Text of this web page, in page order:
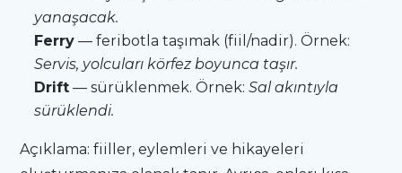
yanaşacak.
Ferry — feribotla taşımak (fiil/nadir). Örnek:
Servis, yolcuları körfez boyunca taşır.
Drift — sürüklenmek. Örnek:Sal akıntıyla
sürüklendi.
Açıklama: fiiller, eylemleri ve hikayeleri